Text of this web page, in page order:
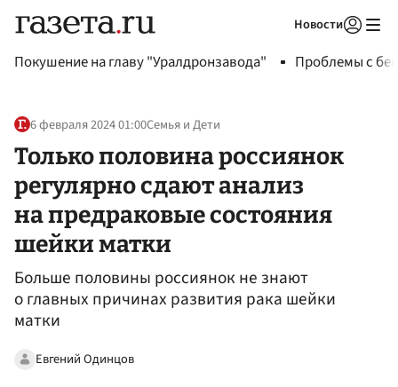
Новости
Покушение на главу "Уралдронзавода" Проблемы с
6 февраля 2024 01:00Семья и Дети
Только половина россиянок
регулярно сдают анализ
на предраковые состояния
шейки матки
Больше половины россиянок не знают
о главных причинах развития рака шейки
матки
Евгений Одинцов